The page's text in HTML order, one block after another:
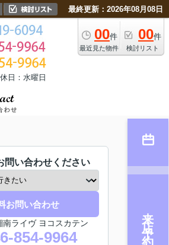
最終更新：2026年08月08日
00件
最近見た物件
00件
検討リスト
日：水曜日
問い合わせください
お問い合わせ
南ライヴ ヨコスカテン
854-9964
来店予約